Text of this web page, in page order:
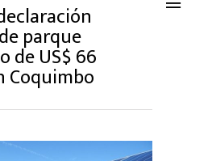
parque
de US$ 66
Coquimbo